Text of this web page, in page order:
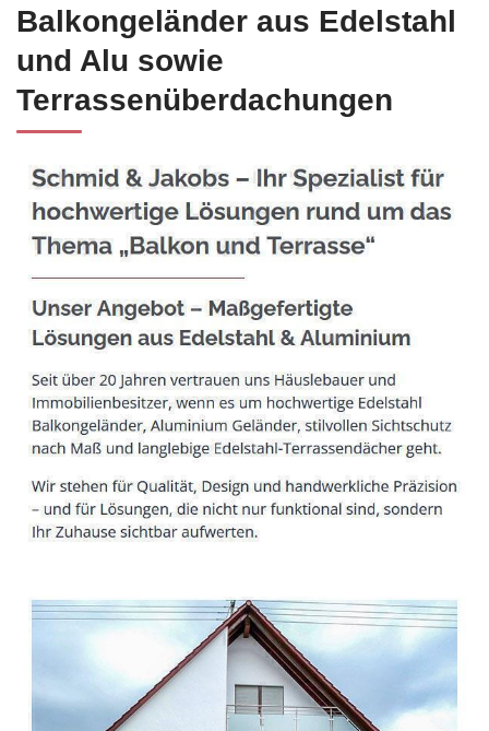
Balkongeländer aus Edelstahl
und Alu sowie
Terrassenüberdachungen